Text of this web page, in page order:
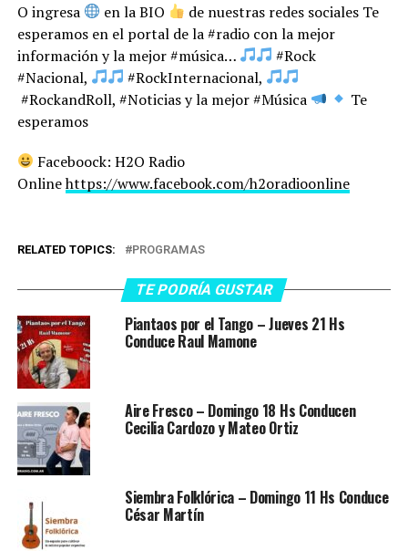
O ingresa
en la BIO
de nuestras redes sociales Te
esperamos en el portal de la #radio con la mejor
información y la mejor #música…
#Rock
#Nacional,
#RockInternacional,
#RockandRoll, #Noticias y la mejor #Música
Te
esperamos
Faceboock: H2O Radio
Onlinehttps://www.facebook.com/h2oradioonline
RELATED TOPICS: PROGRAMAS
TE PODRÍA GUSTAR
Piantaos por el Tango – Jueves 21 Hs
Conduce Raul Mamone
Aire Fresco – Domingo 18 Hs Conducen
Cecilia Cardozo y Mateo Ortiz
Siembra Folklórica – Domingo 11 Hs Conduce
César Martín